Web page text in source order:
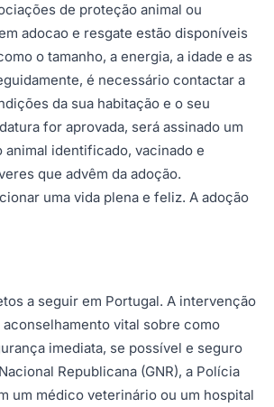
de proteção animal ou
adocao e resgate estão disponíveis
o tamanho, a energia, a idade e as
é necessário contactar a
da sua habitação e o seu
for aprovada, será assinado um
identificado, vacinado e
que advêm da adoção.
uma vida plena e feliz. A adoção
a seguir em Portugal. A intervenção
vital sobre como
imediata, se possível e seguro
Republicana (GNR), a Polícia
um médico veterinário ou um hospital